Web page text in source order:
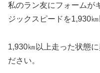
私のラン友にフォームが
ジックスピードを1,930
1,930㎞以上走った状態
ださい。